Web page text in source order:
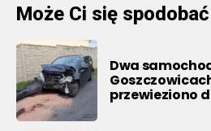
Może Ci się spodobać
Dwa
przewieziono